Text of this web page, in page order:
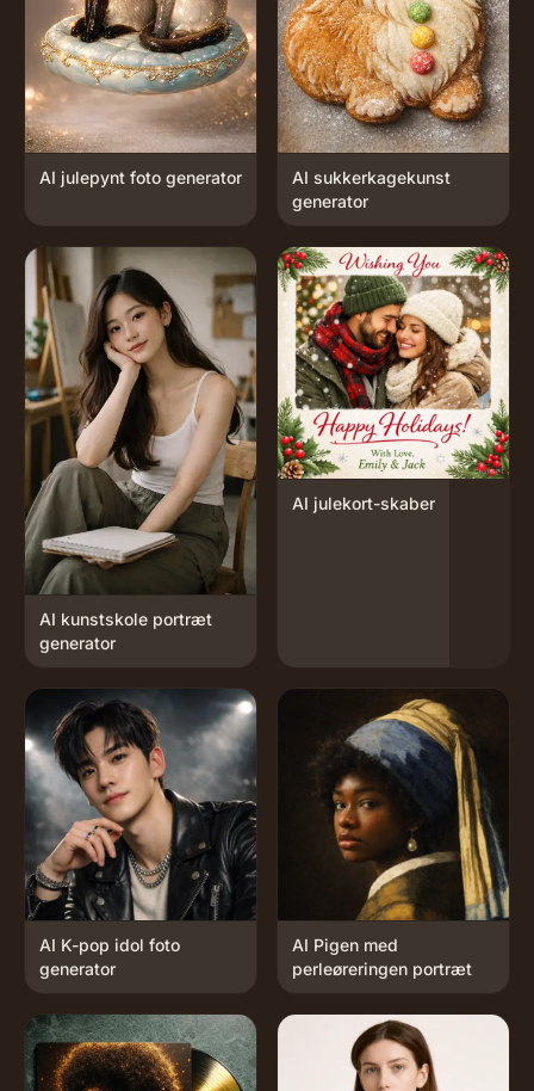
AI julepynt foto generator
AI sukkerkagekunst
generator
AI kunstskole portræt
generator
AI julekort-skaber
AI K-pop idol foto
generator
AI Pigen med
perleøreringen portræt